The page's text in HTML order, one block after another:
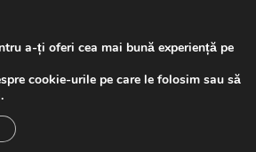
email
a-ți oferi cea mai bună experiență pe
cookie-urile pe care le folosim sau să